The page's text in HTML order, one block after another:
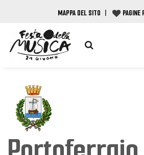
MAPPA DEL SITO | PAGINE